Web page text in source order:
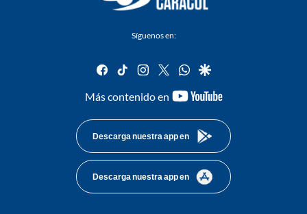
Síguenos en:
facebook
tiktok instagram
twitterwhatsapp
google
Más contenido en
youtube-
Descarga nuestra app en
Descarga nuestra app en